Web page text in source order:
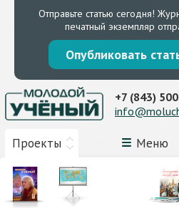
Отправьте статью сегодня!
печатный экземпляр
Опубликовать
Проекты Меню
+7 (843)